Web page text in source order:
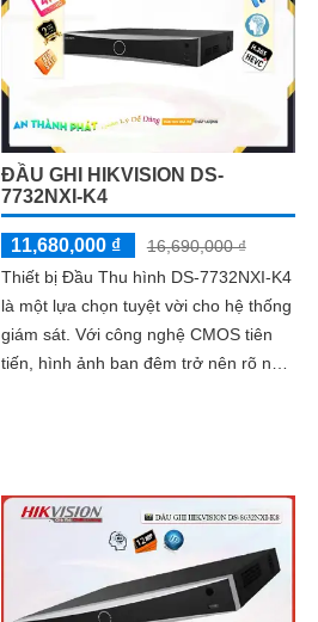
ĐẦU GHI HIKVISION DS-
7732NXI-K4
11,680,000 ₫
16,690,000 ₫
Thiết bị Đầu Thu hình DS-7732NXI-K4
là một lựa chọn tuyệt vời cho hệ thống
giám sát. Với công nghệ CMOS tiên
tiến, hình ảnh ban đêm trở nên rõ nét